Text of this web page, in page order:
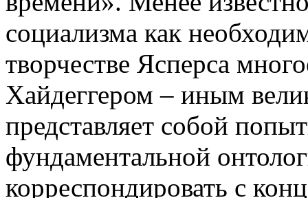
социализма как
творчестве Ясперса
Хайдеггером – иным
представляет собой
фундаментальной
корреспондировать с